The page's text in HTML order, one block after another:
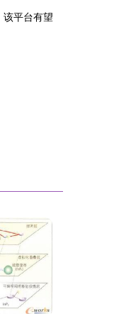
该平台有望